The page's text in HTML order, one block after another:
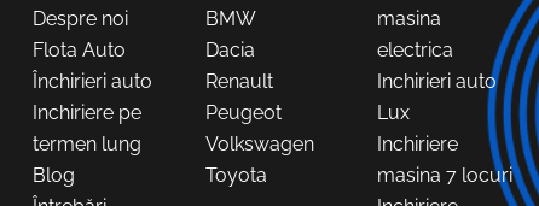
Despre noi
Flota Auto
Închirieri auto
Inchiriere pe
termen lung
Blog
BMW
Dacia
Renault
Peugeot
Volkswagen
Toyota
masina
electrica
Inchirieri auto
Lux
Inchiriere
masina 7 locuri